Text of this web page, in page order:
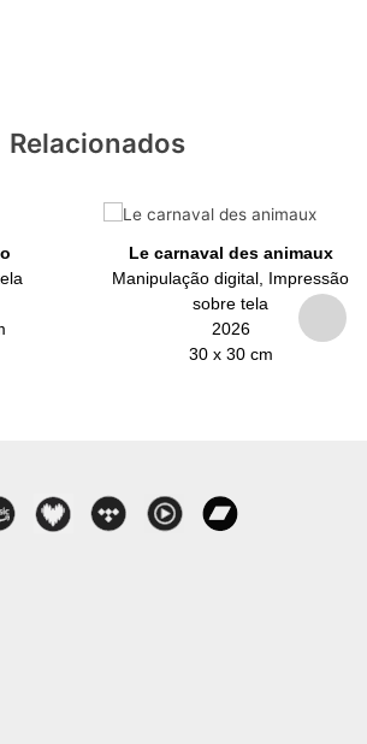
Relacionados
Le carnaval des animaux
Manipulação digital, Impressão
sobre tela
2026
30 x 30 cm